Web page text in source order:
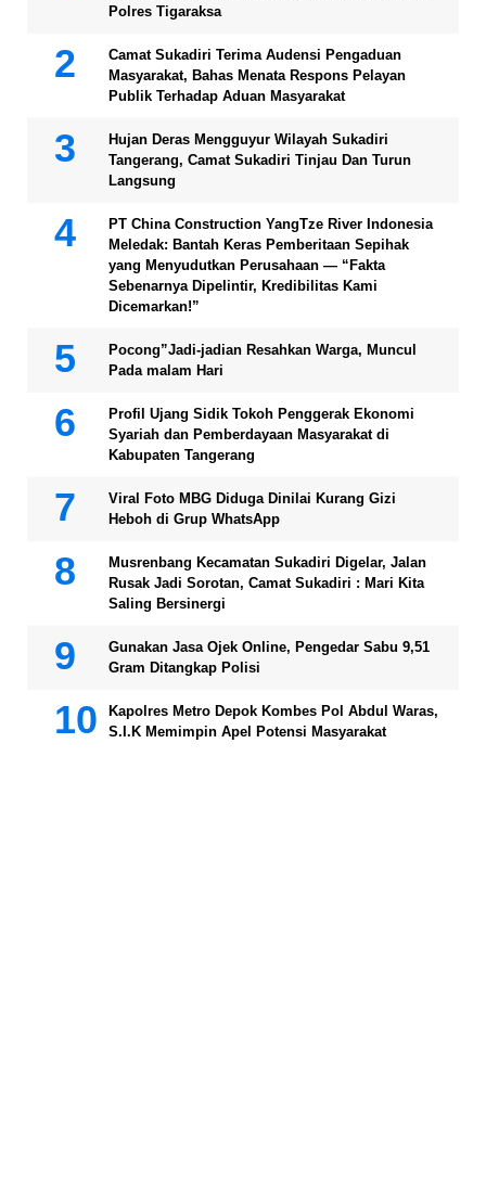
Polres Tigaraksa
Camat Sukadiri Terima Audensi Pengaduan
Masyarakat, Bahas Menata Respons Pelayan
Publik Terhadap Aduan Masyarakat
Hujan Deras Mengguyur Wilayah Sukadiri
Tangerang, Camat Sukadiri Tinjau Dan Turun
Langsung
PT China Construction YangTze River Indonesia
Meledak: Bantah Keras Pemberitaan Sepihak
yang Menyudutkan Perusahaan — “Fakta
Sebenarnya Dipelintir, Kredibilitas Kami
Dicemarkan!”
Pocong”Jadi-jadian Resahkan Warga, Muncul
Pada malam Hari
Profil Ujang Sidik Tokoh Penggerak Ekonomi
Syariah dan Pemberdayaan Masyarakat di
Kabupaten Tangerang
Viral Foto MBG Diduga Dinilai Kurang Gizi
Heboh di Grup WhatsApp
Musrenbang Kecamatan Sukadiri Digelar, Jalan
Rusak Jadi Sorotan, Camat Sukadiri : Mari Kita
Saling Bersinergi
Gunakan Jasa Ojek Online, Pengedar Sabu 9,51
Gram Ditangkap Polisi
Kapolres Metro Depok Kombes Pol Abdul Waras,
S.I.K Memimpin Apel Potensi Masyarakat